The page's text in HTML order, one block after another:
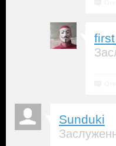
Sunduki